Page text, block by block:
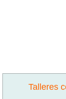
Talleres